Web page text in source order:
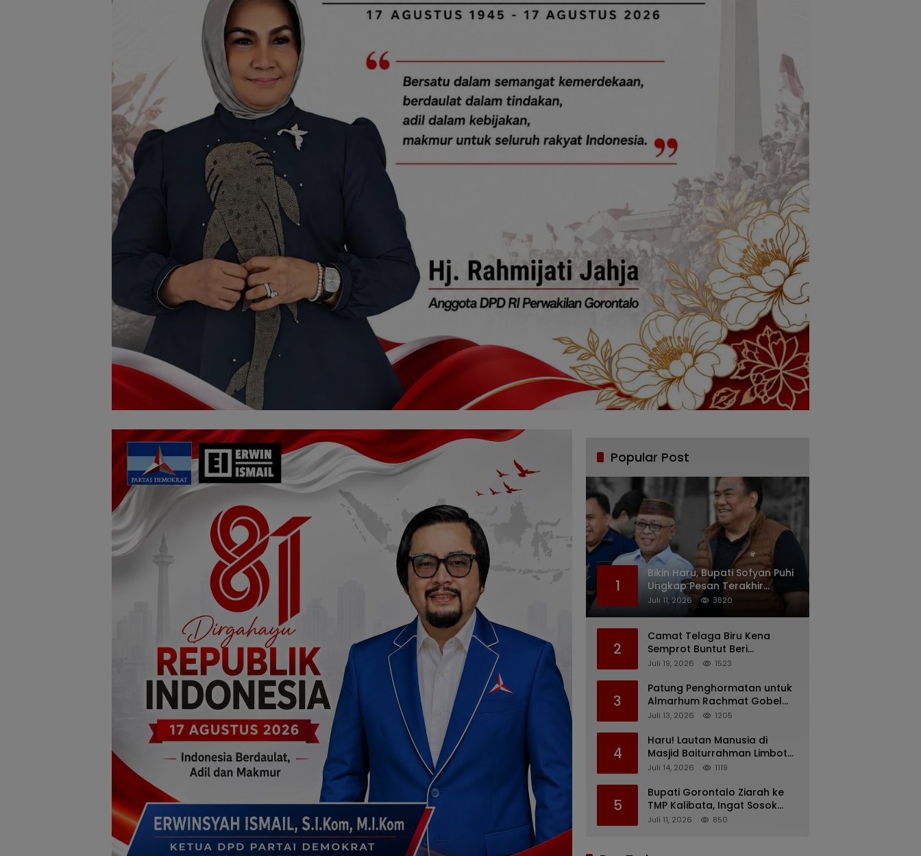
Popular Post
1
Bikin Haru, Bupati Sofyan Puhi
Ungkap Pesan Terakhir
Rachmat Gobel Sehari
Sebelum Wafat
Juli 11, 2026 3820
2
Camat Telaga Biru Kena
Semprot Buntut Beri
Pernyataan Soal Gaji CS
Nunggak
Juli 19, 2026 1523
3
Patung Penghormatan untuk
Almarhum Rachmat Gobel
Digagas, Ini Tiga Lokasi yang
Juli 13, 2026 1205
4
Haru! Lautan Manusia di
Masjid Baiturrahman Limboto,
Kirim Doa untuk Almarhum
Juli 14, 2026 1119
5
Bupati Gorontalo Ziarah ke
TMP Kalibata, Ingat Sosok
Rachmat Gobel
Juli 11, 2026 850